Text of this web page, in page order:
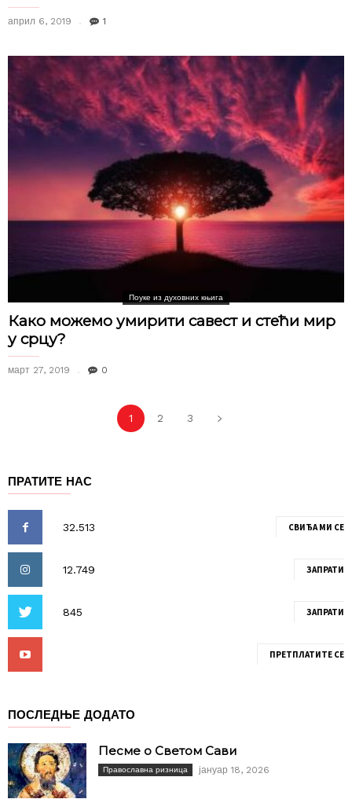
април 6, 2019 1
Поуке из духовних књига
Како можемо умирити савест и стећи мир
у срцу?
март 27, 2019 0
1 2 3
ПРАТИТЕ НАС
СВИЂА МИ СЕ
ЗАПРАТИ
ЗАПРАТИ
ПРЕТПЛАТИТЕ СЕ
ПОСЛЕДЊЕ ДОДАТО
Песме о Светом Сави
Православна ризница јануар 18, 2026